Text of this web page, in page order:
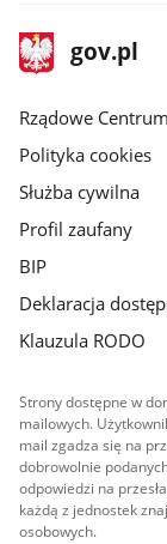
stopka
gov.plStrona
gov.pl
Rządowe
Polityka cookies
Służba cywilna
Profil zaufany
BIP
Deklaracja
Klauzula RODO
Strony dostępne w
mailowych.
mail zgadza się na
dobrowolnie
odpowiedzi na
każdą z jednostek
osobowych.